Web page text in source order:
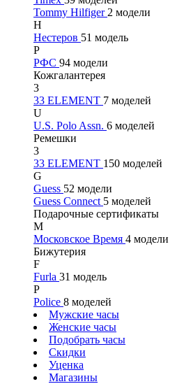
Tommy Hilfiger 2 модели
Н
Нестеров 51 модель
Р
РФС 94 модели
Кожгалантерея
3
33 ELEMENT 7 моделей
U
U.S. Polo Assn. 6 моделей
Ремешки
3
33 ELEMENT 150 моделей
G
Guess 52 модели
Guess Connect 5 моделей
Подарочные сертификаты
М
Московское Время 4 модели
Бижутерия
F
Furla 31 модель
P
Police 8 моделей
Мужские часы
Женские часы
Подобрать часы
Скидки
Уценка
Магазины